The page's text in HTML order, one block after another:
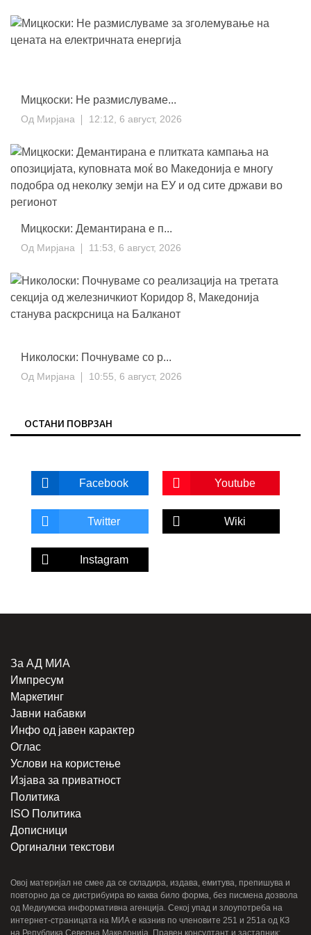
Мицкоски: Не размислуваме...
Од Мирјана 12:12, 6 август, 2026
Мицкоски: Демантирана е п...
Од Мирјана 11:53, 6 август, 2026
Николоски: Почнуваме со р...
Од Мирјана 10:55, 6 август, 2026
ОСТАНИ ПОВРЗАН
Facebook Youtube
Twitter Wiki
Instagram
За АД МИА
Импресум
Маркетинг
Јавни набавки
Инфо од јавен карактер
Оглас
Услови на користење
Изјава за приватност
Политика
ISO Политика
Дописници
Оргинални текстови
Овој материјал не смее да се складира, издава, емитува, препишува и
повторно да се дистрибуира во каква било форма, без писмена дозвола
од Медиумска информативна агенција. Секој упад и злоупотреба на
интернет-страницата на МИА е казнив по членовите 251 и 251a од КЗ
на Република Северна Македонија. Правен консултант и застапник: